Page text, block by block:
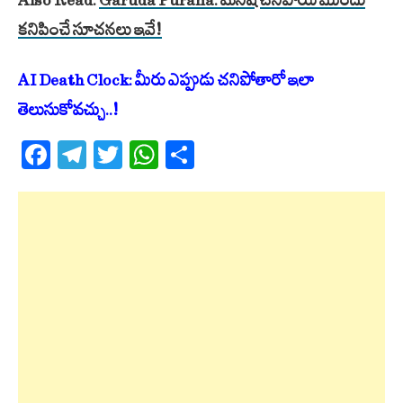
కనిపించే సూచనలు ఇవే!
AI Death Clock: మీరు ఎప్పుడు చనిపోతారో ఇలా
తెలుసుకోవచ్చు..!
Facebook
Telegram
TwitterWhatsApp